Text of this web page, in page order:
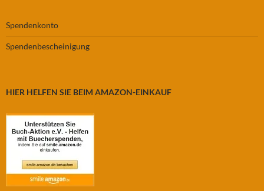
Spendenkonto
Spendenbescheinigung
HIER HELFEN SIE BEIM AMAZON-EINKAUF